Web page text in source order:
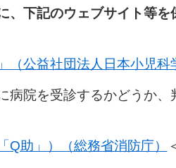
、下記のウェブサイト等を
（公益社団法人日本小児科
院を受診するかどうか、
助」）（総務省消防庁）